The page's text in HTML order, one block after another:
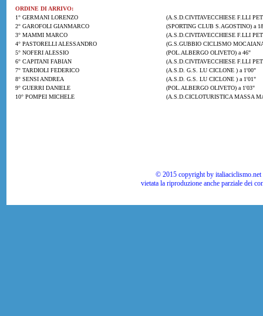
ORDINE DI ARRIVO:
1° GERMANI LORENZO
(A.S.D.CIVITAVECCHIESE F.LLI
2° GAROFOLI GIANMARCO
(SPORTING CLUB S.AGOSTINO) a
3° MAMMI MARCO
(A.S.D.CIVITAVECCHIESE F.LLI
4° PASTORELLI ALESSANDRO
(G.S.GUBBIO CICLISMO
5° NOFERI ALESSIO
(POL.ALBERGO OLIVETO) a 46"
6° CAPITANI FABIAN
(A.S.D.CIVITAVECCHIESE F.LLI
7° TARDIOLI FEDERICO
(A.S.D. G.S. LU CICLONE ) a 1'00"
8° SENSI ANDREA
(A.S.D. G.S. LU CICLONE ) a 1'01"
9° GUERRI DANIELE
(POL.ALBERGO OLIVETO) a 1'03"
10° POMPEI MICHELE
(A.S.D.CICLOTURISTICA MASSA
© 2015 copyright by
vietata la riproduzione anche parziale dei